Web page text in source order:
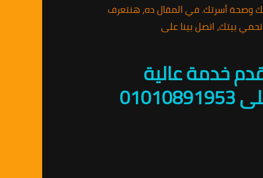
وصحة أسرتك. في المقال ده، هنتعرف
بيتك، اتصل بينا على
خدمة عالية
الجودة لمكافحة الحشرات على مدار 24 ساعة. اتصل بنا على 01010891953